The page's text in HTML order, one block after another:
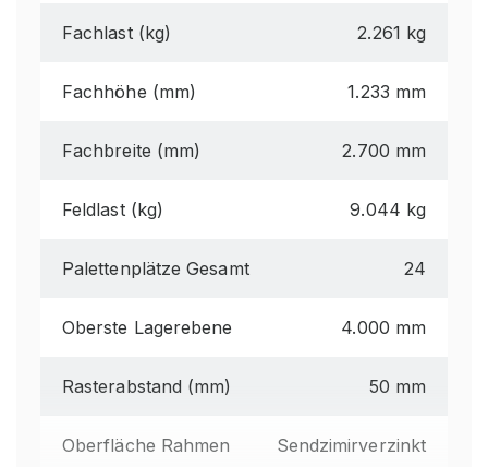
Fachlast (kg) 2.261 kg
Fachhöhe (mm) 1.233 mm
Fachbreite (mm) 2.700 mm
Feldlast (kg) 9.044 kg
Palettenplätze Gesamt 24
Oberste Lagerebene 4.000 mm
Rasterabstand (mm) 50 mm
Oberfläche Rahmen Sendzimirverzinkt